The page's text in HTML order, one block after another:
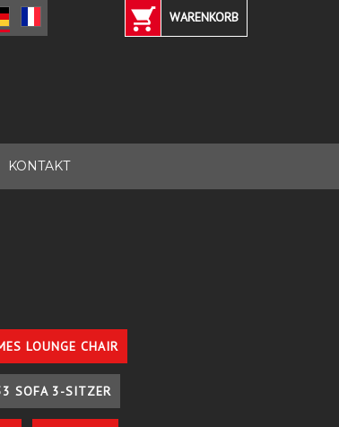
WARENKORB
KONTAKT
LOUNGE CHAIR
SOFA 3-SITZER